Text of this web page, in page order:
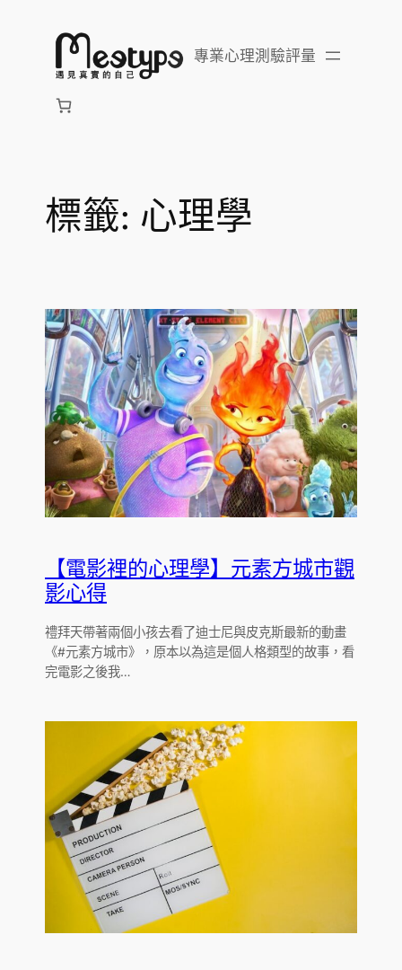
專業心理測驗評量
標籤: 心理學
【電影裡的心理學】元素方城市觀
影心得
禮拜天帶著兩個小孩去看了迪士尼與皮克斯最新的動畫
《#元素方城市》，原本以為這是個人格類型的故事，看
完電影之後我…